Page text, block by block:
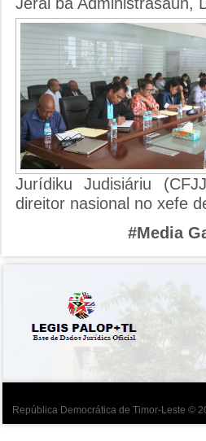
Jurídiku Judisiáriu
direitor nasional no xefe
#Media
República Democrática de Timor-Leste ©